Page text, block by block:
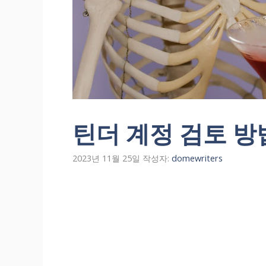
틴더 계정 검토 방
2023년 11월 25일 작성자: domewriters